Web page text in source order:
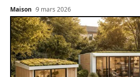
Maison 9 mars 2026